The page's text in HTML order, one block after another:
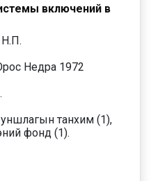
включений в
Недра 1972
танхим (1),
фонд (1).